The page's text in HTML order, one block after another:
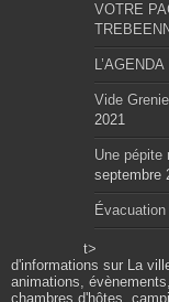
VOTRE
Vide
2021
Une pépite
septembre
t>
d'informations sur La
animations,
chambres d'hôtes,